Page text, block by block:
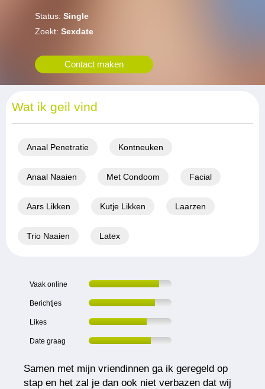
Status: Single
Zoekt: Sexdate
Contact maken
Wat ik geil vind
Anaal Penetratie Kontneuken
Anaal Naaien Met Condoom Facial
Aars Likken Kutje Likken Laarzen
Trio Naaien Latex
Vaak online
Berichtjes
Likes
Date graag
Samen met mijn vriendinnen ga ik geregeld op
stap en het zal je dan ook niet verbazen dat wij